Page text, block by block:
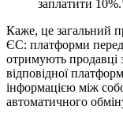
заплатити
Каже, це загальний
ЄС: платформи
отримують продавці
відповідної
інформацією між
автоматичного